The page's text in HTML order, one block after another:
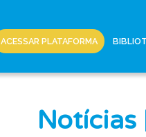
ACESSAR PLATAFORMA
Notícias